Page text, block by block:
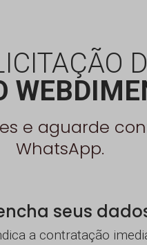
e aguarde
WhatsApp.
seus
a contratação